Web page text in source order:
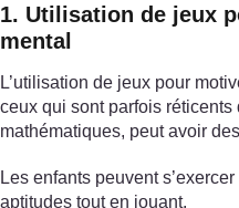
1. Utilisation de jeux
mental
L’utilisation de jeux pour
ceux qui sont parfois
mathématiques, peut avoir
Les enfants peuvent
aptitudes tout en jouant.